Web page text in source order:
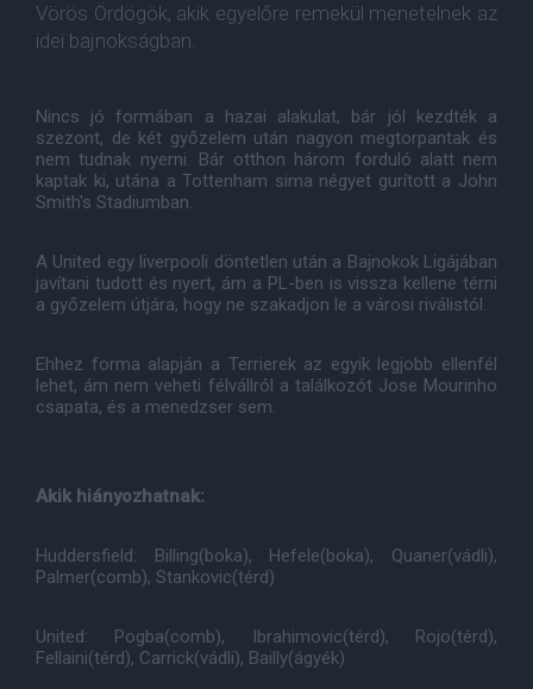
Vörös Ördögök, akik egyelőre remekül menetelnek az
idei bajnokságban.
Nincs jó formában a hazai alakulat, bár jól kezdték a
szezont, de két győzelem után nagyon megtorpantak és
nem tudnak nyerni. Bár otthon három forduló alatt nem
kaptak ki, utána a Tottenham sima négyet gurított a John
Smith's Stadiumban.
A United egy liverpooli döntetlen után a Bajnokok Ligájában
javítani tudott és nyert, ám a PL-ben is vissza kellene térni
a győzelem útjára, hogy ne szakadjon le a városi riválistól.
Ehhez forma alapján a Terrierek az egyik legjobb ellenfél
lehet, ám nem veheti félvállról a találkozót Jose Mourinho
csapata, és a menedzser sem.
Akik hiányozhatnak:
Huddersfield: Billing(boka), Hefele(boka), Quaner(vádli),
Palmer(comb), Stankovic(térd)
United: Pogba(comb), Ibrahimovic(térd), Rojo(térd),
Fellaini(térd), Carrick(vádli), Bailly(ágyék)